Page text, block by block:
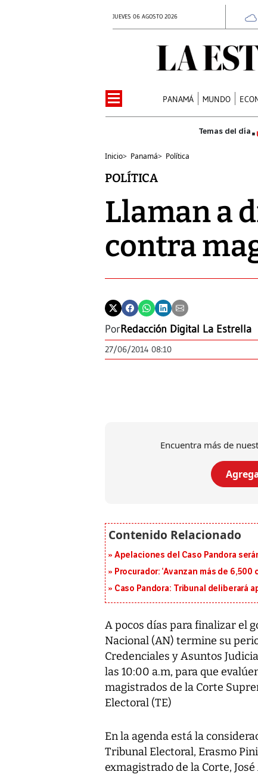
JUEVES 06 AGOSTO 2026
PANAMÁ MUNDO
Inicio> Panamá> Política
POLÍTICA
Llaman a
contra
PorRedacción Digital La Estrella
27/06/2014 08:10
Encuentra más de
Apelaciones del Caso Pandora
Procurador: ‘Avanzan más de 6,500
Caso Pandora: Tribunal deliberará
A pocos días para finalizar el
Nacional (AN) termine su
Credenciales y Asuntos
las 10:00 a.m, para que
magistrados de la Corte
Electoral (TE)
En la agenda está la
Tribunal Electoral, Erasmo
exmagistrado de la Corte,